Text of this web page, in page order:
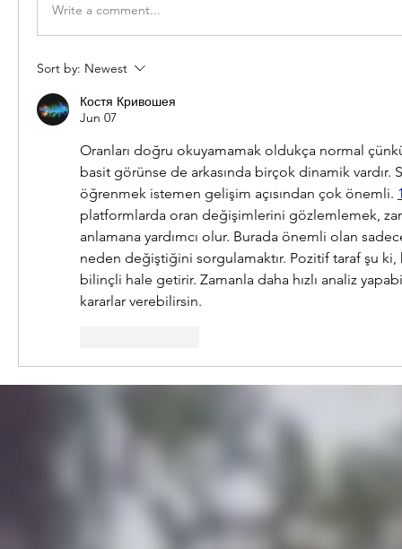
Write a comment...
Sort by: Newest
Костя Кривошея
Jun 07
Oranları doğru okuyamamak oldukça normal
basit görünse de arkasında birçok dinamik vardır.
öğrenmek istemen gelişim açısından çok önemli.
platformlarda oran değişimlerini gözlemlemek,
anlamana yardımcı olur. Burada önemli olan
neden değiştiğini sorgulamaktır. Pozitif taraf şu
bilinçli hale getirir. Zamanla daha hızlı analiz
kararlar verebilirsin.